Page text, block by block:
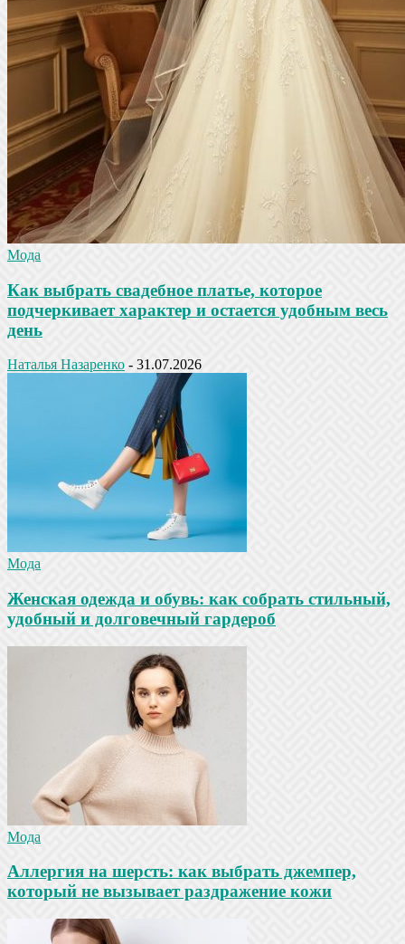
Мода
Как выбрать свадебное платье, которое
подчеркивает характер и остается удобным весь
день
Наталья Назаренко - 31.07.2026
Мода
Женская одежда и обувь: как собрать стильный,
удобный и долговечный гардероб
Мода
Аллергия на шерсть: как выбрать джемпер,
который не вызывает раздражение кожи